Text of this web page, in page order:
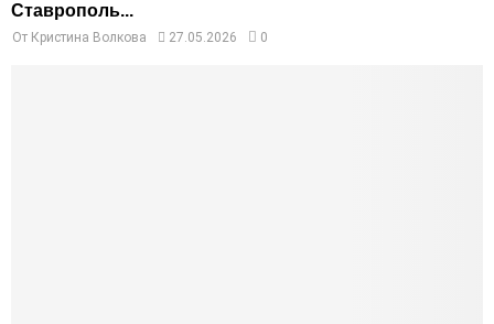
Ставрополь...
От Кристина Волкова 27.05.2026 0